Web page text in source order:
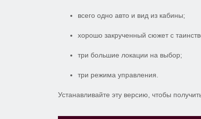
всего одно авто и вид из кабины;
хорошо закрученный сюжет с
три большие локации на выбор;
три режима управления.
Устанавливайте эту версию, чтобы